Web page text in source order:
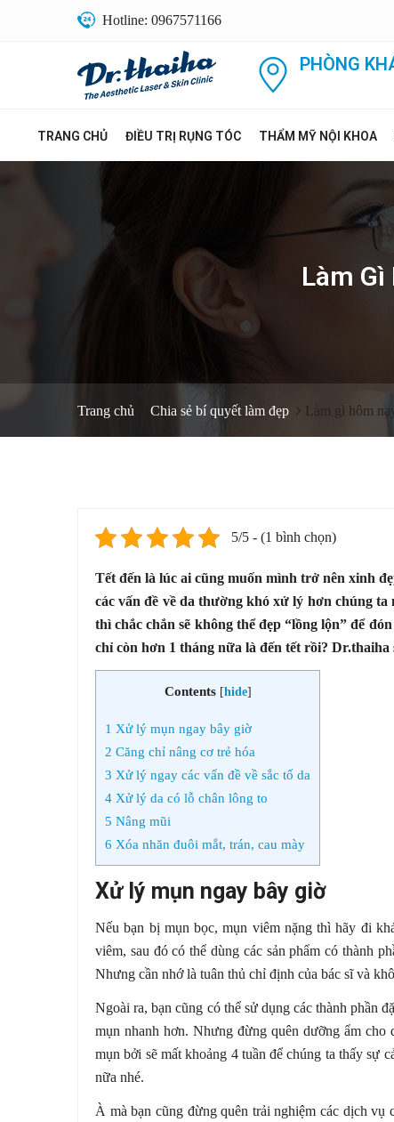
Hotline: 0967571166
PHÒNG
TRANG CHỦ ĐIỀU TRỊ RỤNG TÓC THẨM MỸ NỘI KHOA
Làm
Trang chủ Chia sẻ bí quyết làm đẹp Làm gì hôm
5/5 - (1 bình chọn)
Tết đến là lúc ai cũng muốn mình trở nên xinh
các vấn đề về da thường khó xử lý hơn chúng
thì chắc chắn sẽ không thể đẹp “lồng lộn” để
chỉ còn hơn 1 tháng nữa là đến tết rồi?
Contents [hide]
1 Xử lý mụn ngay bây giờ
2 Căng chỉ nâng cơ trẻ hóa
3 Xử lý ngay các vấn đề về sắc tố da
4 Xử lý da có lỗ chân lông to
5 Nâng mũi
6 Xóa nhăn đuôi mắt, trán, cau mày
Xử lý mụn ngay bây giờ
Nếu bạn bị mụn bọc, mụn viêm nặng thì hãy đi
viêm, sau đó có thể dùng các sản phẩm có thành
Nhưng cần nhớ là tuân thủ chỉ định của bác sĩ và
Ngoài ra, bạn cũng có thể sử dụng các thành
mụn nhanh hơn. Nhưng đừng quên dưỡng ẩm
mụn bởi sẽ mất khoảng 4 tuần để chúng ta thấy sự
nữa nhé.
À mà bạn cũng đừng quên trải nghiệm các dịch vụ